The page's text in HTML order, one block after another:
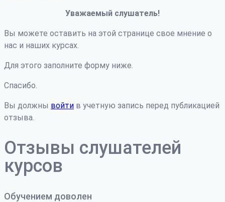
Уважаемый слушатель!
Вы можете оставить на этой странице свое мнение о
нас и наших курсах.
Для этого заполните форму ниже.
Спасибо.
Вы должны войти в учетную запись перед публикацией
отзыва.
Отзывы слушателей
курсов
Обучением доволен